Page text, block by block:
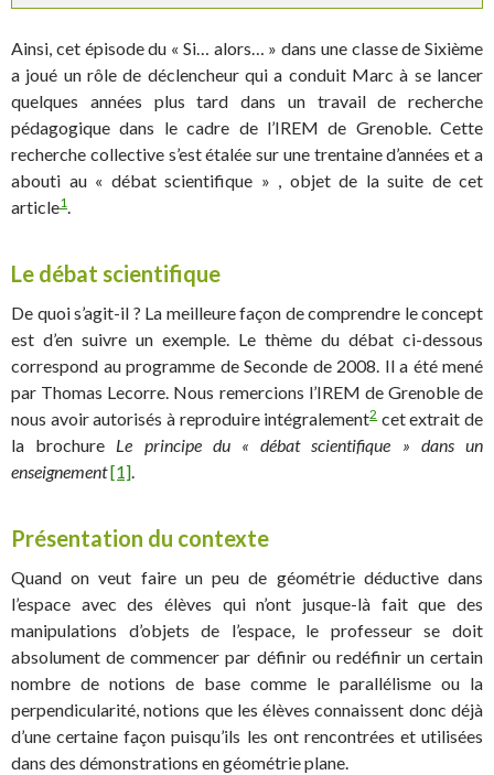
Ainsi, cet épisode du « Si… alors… » dans une classe de Sixième
a joué un rôle de déclencheur qui a conduit Marc à se lancer
quelques années plus tard dans un travail de recherche
pédagogique dans le cadre de l’IREM de Grenoble. Cette
recherche collective s’est étalée sur une trentaine d’années et a
abouti au « débat scientifique » , objet de la suite de cet
article1.
Le débat scientifique
De quoi s’agit-il ? La meilleure façon de comprendre le concept
est d’en suivre un exemple. Le thème du débat ci-dessous
correspond au programme de Seconde de 2008. Il a été mené
par Thomas Lecorre. Nous remercions l’IREM de Grenoble de
nous avoir autorisés à reproduire intégralement2cet extrait de
la brochure Le principe du « débat scientifique » dans un
enseignement[1].
Présentation du contexte
Quand on veut faire un peu de géométrie déductive dans
l’espace avec des élèves qui n’ont jusque-là fait que des
manipulations d’objets de l’espace, le professeur se doit
absolument de commencer par définir ou redéfinir un certain
nombre de notions de base comme le parallélisme ou la
perpendicularité, notions que les élèves connaissent donc déjà
d’une certaine façon puisqu’ils les ont rencontrées et utilisées
dans des démonstrations en géométrie plane.